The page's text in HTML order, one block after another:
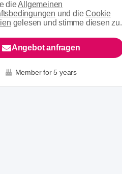
dieAllgemeinen
und dieCookie
gelesen und stimme diesen zu.
Angebot anfragen
Member for 5 years